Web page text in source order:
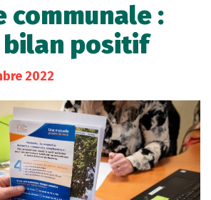
communale :
positif
2022